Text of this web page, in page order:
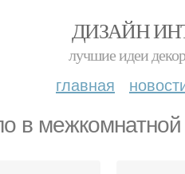
ДИЗАЙН
лучшие идеи
главная
в